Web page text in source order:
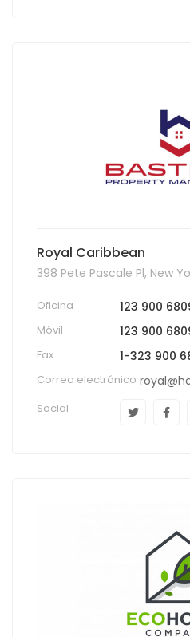
Royal Caribbean
398 Pete Pascale Pl, New
Oficina 123 900
Móvil 123 900
Fax 1-323 900
Correo electrónico
Social